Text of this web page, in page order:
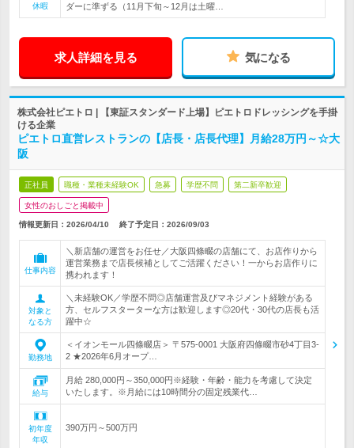
休暇
ダーに準ずる（11月下旬～12月は土曜…
求人詳細を見る 気になる
株式会社ピエトロ | 【東証スタンダード上場】ピエトロドレッシングを手掛
ける企業
ピエトロ直営レストランの【店長・店長代理】月給28万円～☆大
阪
正社員 職種・業種未経験OK 急募 学歴不問 第二新卒歓迎
女性のおしごと掲載中
情報更新日：2026/04/10 終了予定日： 2026/09/03
仕事内容
＼新店舗の運営をお任せ／大阪四條畷の店舗にて、お店作りから
運営業務まで店長候補としてご活躍ください！一からお店作りに
携われます！
対象と
なる方
＼未経験OK／学歴不問◎店舗運営及びマネジメント経験がある
方、セルフスターターな方は歓迎します◎20代・30代の店長も活
躍中☆
勤務地
＜イオンモール四條畷店＞ 〒575-0001 大阪府四條畷市砂4丁目3-
2 ★2026年6月オープ…
給与
月給 280,000円～350,000円※経験・年齢・能力を考慮して決定
いたします。※月給には10時間分の固定残業代…
初年度
年収
390万円～500万円